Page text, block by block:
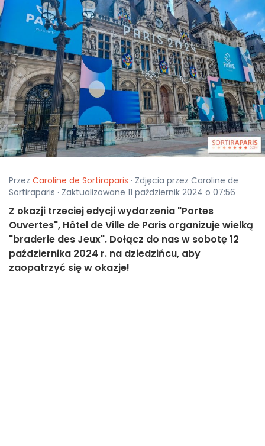
Przez Caroline de Sortiraparis · Zdjęcia przez Caroline de
Sortiraparis · Zaktualizowane 11 październik 2024 o 07:56
Z okazji trzeciej edycji wydarzenia "Portes
Ouvertes", Hôtel de Ville de Paris organizuje wielką
"braderie des Jeux". Dołącz do nas w sobotę 12
października 2024 r. na dziedzińcu, aby
zaopatrzyć się w okazje!